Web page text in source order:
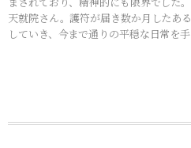
天就院さん。護符が届き数か月したあ
していき、今まで通りの平穏な日常を手